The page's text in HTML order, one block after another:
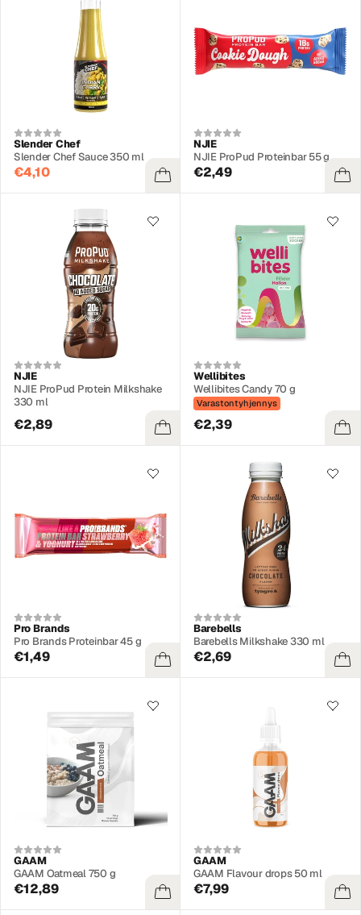
Slender Chef
Slender Chef Sauce 350 ml
€4,10
NJIE
NJIE ProPud Proteinbar 55 g
€2,49
NJIE
NJIE ProPud Protein Milkshake
330 ml
€2,89
Wellibites
Wellibites Candy 70 g
Varastontyhjennys
€2,39
Pro Brands
Pro Brands Proteinbar 45 g
€1,49
Barebells
Barebells Milkshake 330 ml
€2,69
GAAM
GAAM Oatmeal 750 g
€12,89
GAAM
GAAM Flavour drops 50 ml
€7,99